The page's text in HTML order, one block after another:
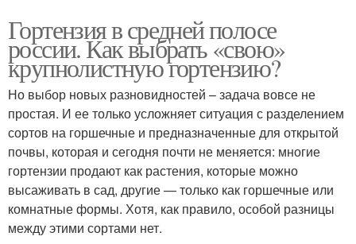
Гортензия в средней полосе
россии. Как выбрать «свою»
крупнолистную гортензию?
Но выбор новых разновидностей – задача вовсе не
простая. И ее только усложняет ситуация с разделением
сортов на горшечные и предназначенные для открытой
почвы, которая и сегодня почти не меняется: многие
гортензии продают как растения, которые можно
высаживать в сад, другие — только как горшечные или
комнатные формы. Хотя, как правило, особой разницы
между этими сортами нет.